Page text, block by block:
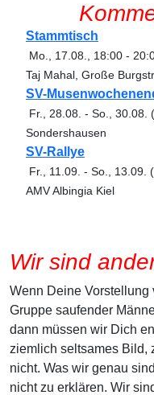
Stammtisch
Mo., 17.08. 18:00 -
Taj Mahal, Große
SV-
Fr., 28.08. - So., 30.08.
Sondershausen
SV-Rallye
Fr., 11.09. - So., 13.09.
AMV Albingia Kiel
Wir sind
Wenn Deine
Gruppe saufender
dann müssen wir Dich
ziemlich seltsames Bild,
nicht. Was wir genau
nicht zu erklären. Wir